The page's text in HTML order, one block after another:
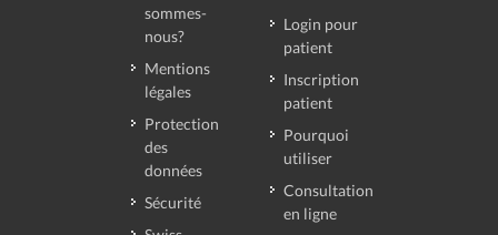
sommes-
nous?
Mentions
légales
Protection
des
données
Sécurité
Login pour
patient
Inscription
patient
Pourquoi
utiliser
Consultation
en ligne